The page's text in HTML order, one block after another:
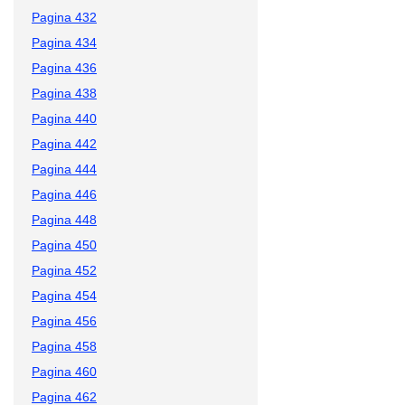
Pagina 432
Pagina 434
Pagina 436
Pagina 438
Pagina 440
Pagina 442
Pagina 444
Pagina 446
Pagina 448
Pagina 450
Pagina 452
Pagina 454
Pagina 456
Pagina 458
Pagina 460
Pagina 462